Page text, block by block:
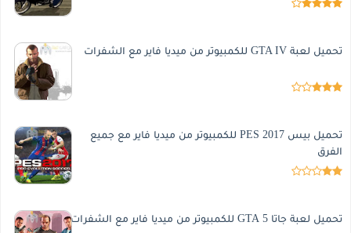
تحميل لعبة GTA IV للكمبيوتر من ميديا فاير مع الشفرات
تحميل بيس 2017 PES للكمبيوتر من ميديا فاير مع جميع
الفرق
تحميل لعبة جاتا 5 GTA للكمبيوتر من ميديا فاير مع الشفرات